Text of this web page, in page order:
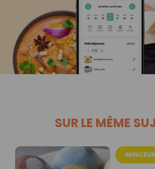
SUR LE MÊME
MINCEUR